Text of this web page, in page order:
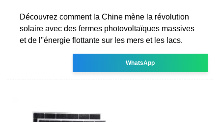
Découvrez comment la Chine mène la révolution
solaire avec des fermes photovoltaïques massives
et de l''énergie flottante sur les mers et les lacs.
WhatsApp